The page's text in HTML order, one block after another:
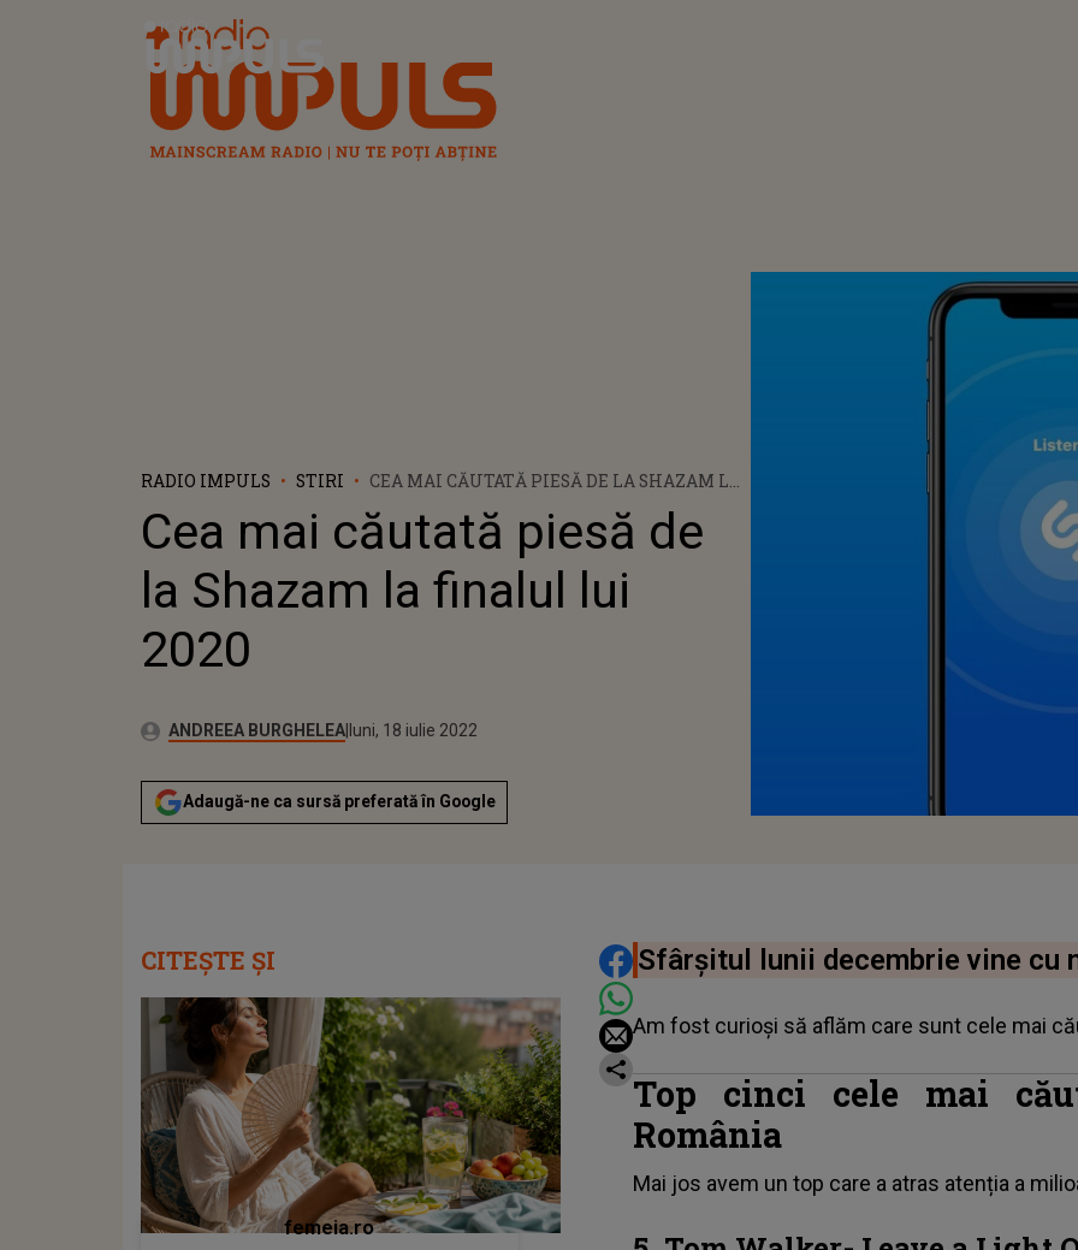
Radio Impuls
RADIO IMPULS STIRI
CEA MAI CĂUTATĂ PIESĂ DE LA SHAZAM LA
Cea mai căutată piesă de
la Shazam la finalul lui
2020
Autor:ANDREEA BURGHELEAPublicat:
marți, 29 decembrie 2020
Actualizat:
luni, 18 iulie 2022
Adaugă-ne ca sursă preferată în Google
DISTRIBUIE ARTICOLUL
Sfârșitul lunii decembrie vine cu
Am fost curioși să aflăm care sunt cele mai
Top cinci cele mai
România
Mai jos avem un top care a atras atenția a
CITEȘTE ȘI
femeia.ro